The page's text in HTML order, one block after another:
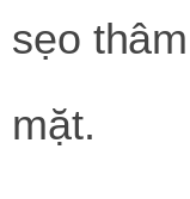
sẹo
mặt.